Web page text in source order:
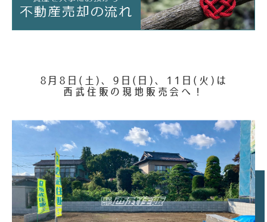
8 月 8 日(土)、 9 日(日)、 11 日(火) は
西武住販の現地販売会へ！